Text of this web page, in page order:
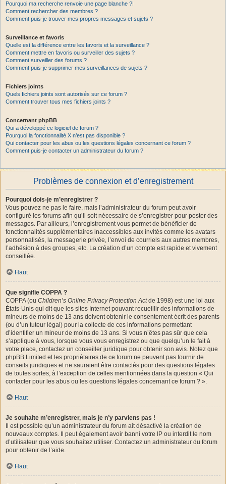
Pourquoi ma recherche renvoie une page blanche ?!
Comment rechercher des membres ?
Comment puis-je trouver mes propres messages et sujets ?
Surveillance et favoris
Quelle est la différence entre les favoris et la surveillance ?
Comment mettre en favoris ou surveiller des sujets ?
Comment surveiller des forums ?
Comment puis-je supprimer mes surveillances de sujets ?
Fichiers joints
Quels fichiers joints sont autorisés sur ce forum ?
Comment trouver tous mes fichiers joints ?
Concernant phpBB
Qui a développé ce logiciel de forum ?
Pourquoi la fonctionnalité X n’est pas disponible ?
Qui contacter pour les abus ou les questions légales concernant ce forum ?
Comment puis-je contacter un administrateur du forum ?
Problèmes de connexion et d’enregistrement
Pourquoi dois-je m’enregistrer ?
Vous pouvez ne pas le faire, mais l’administrateur du forum peut avoir
configuré les forums afin qu’il soit nécessaire de s’enregistrer pour poster des
messages. Par ailleurs, l’enregistrement vous permet de bénéficier de
fonctionnalités supplémentaires inaccessibles aux invités comme les avatars
personnalisés, la messagerie privée, l’envoi de courriels aux autres membres,
l’adhésion à des groupes, etc. La création d’un compte est rapide et vivement
conseillée.
Haut
Que signifie COPPA ?
COPPA (ou Children’s Online Privacy Protection Actde 1998) est une loi aux
États-Unis qui dit que les sites Internet pouvant recueillir des informations de
mineurs de moins de 13 ans doivent obtenir le consentement écrit des parents
(ou d’un tuteur légal) pour la collecte de ces informations permettant
d’identifier un mineur de moins de 13 ans. Si vous n’êtes pas sûr que cela
s’applique à vous, lorsque vous vous enregistrez ou que quelqu’un le fait à
votre place, contactez un conseiller juridique pour obtenir son avis. Notez que
phpBB Limited et les propriétaires de ce forum ne peuvent pas fournir de
conseils juridiques et ne sauraient être contactés pour des questions légales
de toutes sortes, à l’exception de celles mentionnées dans la question « Qui
contacter pour les abus ou les questions légales concernant ce forum ? ».
Haut
Je souhaite m’enregistrer, mais je n’y parviens pas !
Il est possible qu’un administrateur du forum ait désactivé la création de
nouveaux comptes. Il peut également avoir banni votre IP ou interdit le nom
d’utilisateur que vous souhaitez utiliser. Contactez un administrateur du forum
pour obtenir de l’aide.
Haut